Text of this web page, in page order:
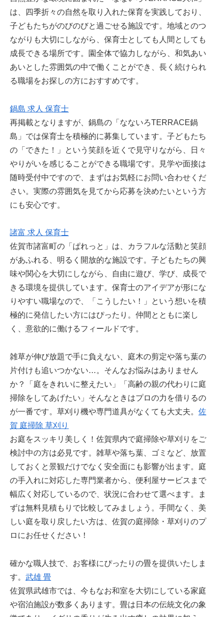
は、四季折々の自然を取り入れた保育を実践しており、
子どもたちがのびのびと過ごせる施設です。地域とのつ
ながりも大切にしながら、保育士としても人間としても
成長できる場所です。園全体で協力しながら、和気あい
あいとした雰囲気の中で働くことができ、長く続けられ
る職場をお探しの方におすすめです。
鍋島 求人 保育士
再掲載となりますが、鍋島の「なないろTERRACE鍋
島」では保育士を積極的に募集しています。子どもたち
の「できた！」という笑顔を近くで見守りながら、日々
やりがいを感じることができる職場です。見学や面接は
随時受付中ですので、まずはお気軽にお問い合わせくだ
さい。実際の雰囲気を見てから応募を決めたいという方
にも安心です。
諸富 求人 保育士
佐賀市諸富町の「ぱれっと」は、カラフルな活動と笑顔
があふれる、明るく開放的な施設です。子どもたちの興
味や関心を大切にしながら、自由に遊び、学び、成長で
きる環境を提供しています。保育士のアイデアが形にな
りやすい職場なので、「こうしたい！」という想いを積
極的に発信したい方にはぴったり。仲間とともに楽し
く、意欲的に働けるフィールドです。
雑草が伸び放題で手に負えない、庭木の剪定や落ち葉の
片付けも追いつかない…。そんなお悩みはありません
か？「庭をきれいに整えたい」「高齢の親の代わりに庭
掃除をしてあげたい」そんなときはプロの力を借りるの
が一番です。草刈り機や専門道具がなくても大丈夫。 佐
賀 庭掃除 草刈り
お庭をスッキリ美しく！佐賀県内で庭掃除や草刈りをご
検討中の方は必見です。雑草や落ち葉、ゴミなど、放置
しておくと景観だけでなく安全面にも影響が出ます。庭
の手入れに対応した専門業者から、便利屋サービスまで
幅広く対応しているので、状況に合わせて選べます。ま
ずは無料見積もりで比較してみましょう。手間なく、美
しい庭を取り戻したい方は、佐賀の庭掃除・草刈りのプ
ロにお任せください！
確かな職人技で、お客様にぴったりの畳を提供いたしま
す。 武雄 畳
佐賀県武雄市では、今もなお和室を大切にしている家庭
や宿泊施設が数多くあります。畳は日本の伝統文化の象